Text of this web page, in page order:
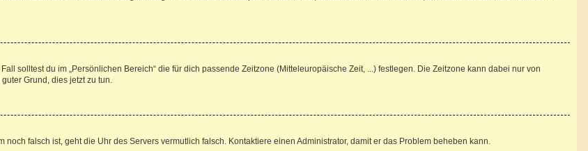
solltest du im „Persönlichen Bereich“ die für dich passende Zeitzone (Mitteleuropäische Zeit, ...) festlegen. Die Zeitzone kann dabei nur von
Grund, dies jetzt zu tun.
falsch ist, geht die Uhr des Servers vermutlich falsch. Kontaktiere einen Administrator, damit er das Problem beheben kann.